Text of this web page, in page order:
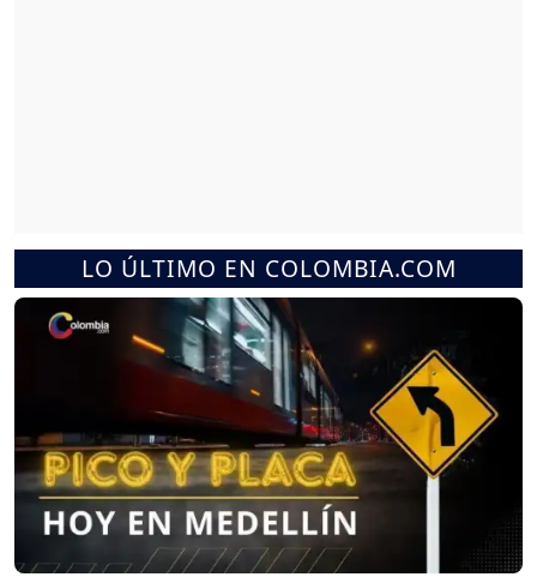
LO ÚLTIMO EN COLOMBIA.COM